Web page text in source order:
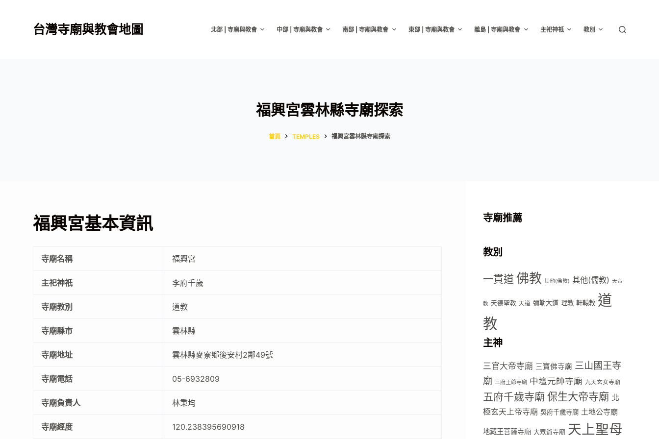
台灣寺廟與教會地圖 北部 | 寺廟與教會 中部 | 寺廟與教會 南部 | 寺廟與教會 東部 | 寺廟與教會 離島 | 寺廟與教會 主祀神祇 教別
福興宮雲林縣寺廟探索
首頁 TEMPLES 福興宮雲林縣寺廟探索
福興宮基本資訊
寺廟名稱 福興宮
主祀神祇 李府千歲
寺廟教別 道教
寺廟縣市 雲林縣
寺廟地址 雲林縣麥寮鄉後安村2鄰49號
寺廟電話 05-6932809
寺廟負責人 林秉均
寺廟經度 120.238395690918
寺廟推薦
教別
一貫道 佛教 其他(佛教) 其他(儒教) 天帝
教 天德聖教 天道 彌勒大道 理教 軒轅教 道
教
主神
三官大帝寺廟 三寶佛寺廟 三山國王寺
廟 三府王爺寺廟 中壇元帥寺廟 九天玄女寺廟
五府千歲寺廟 保生大帝寺廟 北
極玄天上帝寺廟 吳府千歲寺廟 土地公寺廟
地藏王菩薩寺廟 大眾爺寺廟 天上聖母